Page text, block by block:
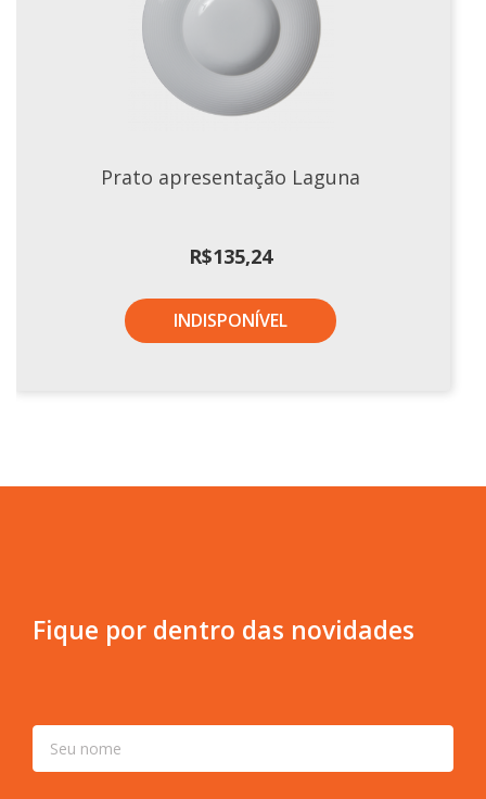
Prato apresentação Laguna
R$135,24
INDISPONÍVEL
Fique por dentro das novidades